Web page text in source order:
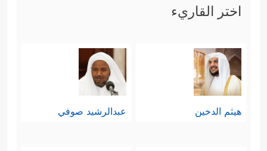
اختر القاريء
هيثم الدخين عبدالرشيد صوفي